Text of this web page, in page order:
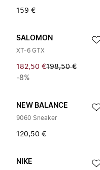
159 €
SALOMON
XT-6 GTX
182,50 €198,50 €
-8%
NEW BALANCE
9060 Sneaker
120,50 €
NIKE